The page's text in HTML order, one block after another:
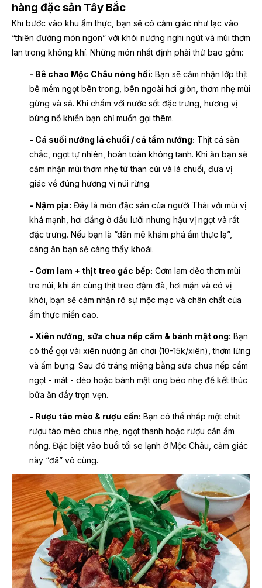
hàng đặc sản Tây Bắc
Khi bước vào khu ẩm thực, bạn sẽ có cảm giác như lạc vào
“thiên đường món ngon” với khói nướng nghi ngút và mùi thơm
lan trong không khí. Những món nhất định phải thử bao gồm:
- Bê chao Mộc Châu nóng hổi: Bạn sẽ cảm nhận lớp thịt
bê mềm ngọt bên trong, bên ngoài hơi giòn, thơm nhẹ mùi
gừng và sả. Khi chấm với nước sốt đặc trưng, hương vị
bùng nổ khiến bạn chỉ muốn gọi thêm.
- Cá suối nướng lá chuối / cá tầm nướng: Thịt cá săn
chắc, ngọt tự nhiên, hoàn toàn không tanh. Khi ăn bạn sẽ
cảm nhận mùi thơm nhẹ từ than củi và lá chuối, đưa vị
giác về đúng hương vị núi rừng.
- Nậm pịa: Đây là món đặc sản của người Thái với mùi vị
khá mạnh, hơi đắng ở đầu lưỡi nhưng hậu vị ngọt và rất
đặc trưng. Nếu bạn là “dân mê khám phá ẩm thực lạ”,
càng ăn bạn sẽ càng thấy khoái.
- Cơm lam + thịt treo gác bếp: Cơm lam dẻo thơm mùi
tre núi, khi ăn cùng thịt treo đậm đà, hơi mặn và có vị
khói, bạn sẽ cảm nhận rõ sự mộc mạc và chân chất của
ẩm thực miền cao.
- Xiên nướng, sữa chua nếp cẩm & bánh mật ong: Bạn
có thể gọi vài xiên nướng ăn chơi (10-15k/xiên), thơm lừng
và ấm bụng. Sau đó tráng miệng bằng sữa chua nếp cẩm
ngọt - mát - dẻo hoặc bánh mật ong béo nhẹ để kết thúc
bữa ăn đầy trọn vẹn.
- Rượu táo mèo & rượu cần: Bạn có thể nhấp một chút
rượu táo mèo chua nhẹ, ngọt thanh hoặc rượu cần ấm
nồng. Đặc biệt vào buổi tối se lạnh ở Mộc Châu, cảm giác
này “đã” vô cùng.